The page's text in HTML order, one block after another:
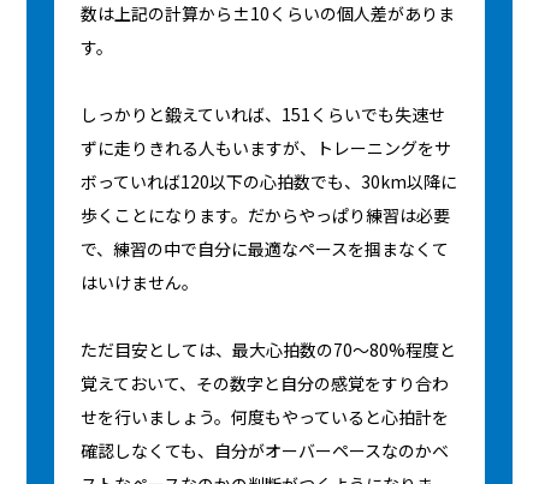
数は上記の計算から±10くらいの個人差がありま
す。
しっかりと鍛えていれば、151くらいでも失速せ
ずに走りきれる人もいますが、トレーニングをサ
ボっていれば120以下の心拍数でも、30km以降に
歩くことになります。だからやっぱり練習は必要
で、練習の中で自分に最適なペースを掴まなくて
はいけません。
ただ目安としては、最大心拍数の70〜80%程度と
覚えておいて、その数字と自分の感覚をすり合わ
せを行いましょう。何度もやっていると心拍計を
確認しなくても、自分がオーバーペースなのかベ